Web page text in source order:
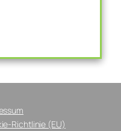
Richtlinie (EU)